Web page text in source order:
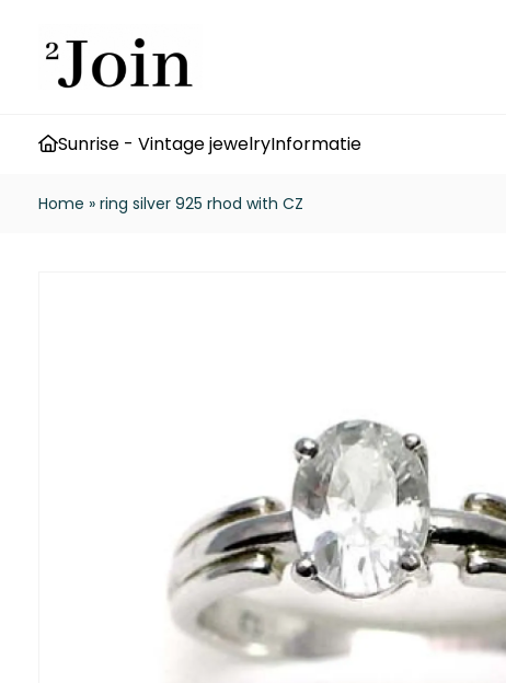
Sunrise - Vintage jewelryInformatie
Home » ring silver 925 rhod with CZ